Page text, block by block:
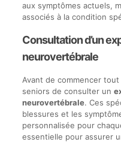
aux symptômes actuels,
associés à la condition
Consultation d’un
neurovertébrale
Avant de commencer
seniors de consulter un
neurovertébrale. Ces
blessures et les
personnalisée pour
essentielle pour assurer